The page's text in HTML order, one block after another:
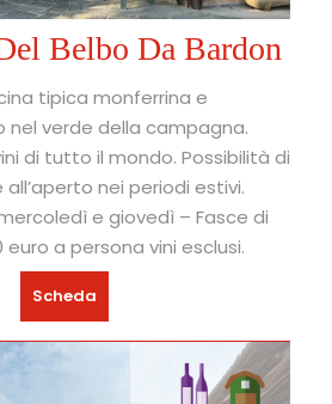
Belbo Da Bardon
tipica monferrina e
nel verde della campagna.
di tutto il mondo. Possibilità di
nei periodi estivi.
e giovedì – Fasce di
euro a persona vini esclusi.
Scheda